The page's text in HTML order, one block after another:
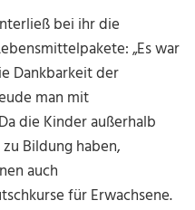
bei ihr die
„Es war
Dankbarkeit der
man mit
die Kinder außerhalb
Bildung haben,
auch
für Erwachsene.